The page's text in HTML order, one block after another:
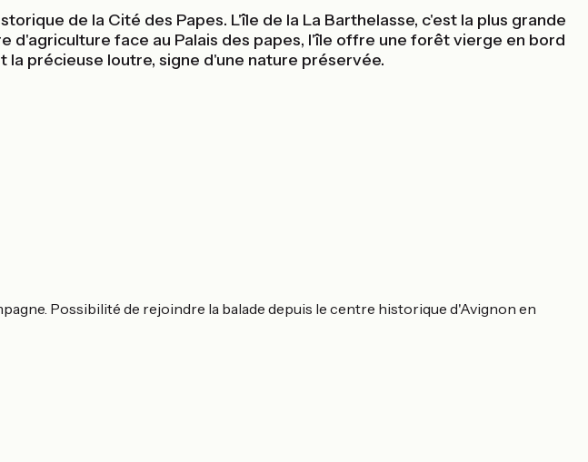
de la Cité des Papes. L'île de la La Barthelasse, c'est la plus grande
d'agriculture face au Palais des papes, l'île offre une forêt vierge en bord
la précieuse loutre, signe d'une nature préservée.
Possibilité de rejoindre la balade depuis le centre historique d'Avignon en